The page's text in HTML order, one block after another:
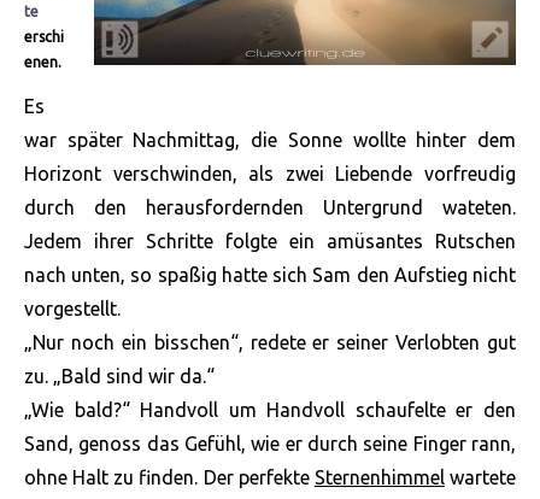
te
erschi
enen.
Es
war später Nachmittag, die Sonne wollte hinter dem
Horizont verschwinden, als zwei Liebende vorfreudig
durch den herausfordernden Untergrund wateten.
Jedem ihrer Schritte folgte ein amüsantes Rutschen
nach unten, so spaßig hatte sich Sam den Aufstieg nicht
vorgestellt.
„Nur noch ein bisschen“, redete er seiner Verlobten gut
zu. „Bald sind wir da.“
„Wie bald?“ Handvoll um Handvoll schaufelte er den
Sand, genoss das Gefühl, wie er durch seine Finger rann,
ohne Halt zu finden. Der perfekte Sternenhimmelwartete